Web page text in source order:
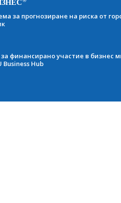
за прогнозиране на риска от
финансирано участие в бизнес
Business Hub